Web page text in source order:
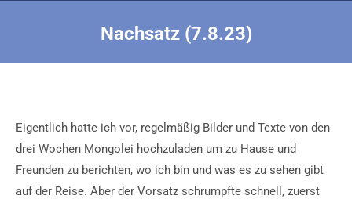
Nachsatz (7.8.23)
Eigentlich hatte ich vor, regelmäßig Bilder und Texte von den
drei Wochen Mongolei hochzuladen um zu Hause und
Freunden zu berichten, wo ich bin und was es zu sehen gibt
auf der Reise. Aber der Vorsatz schrumpfte schnell, zuerst